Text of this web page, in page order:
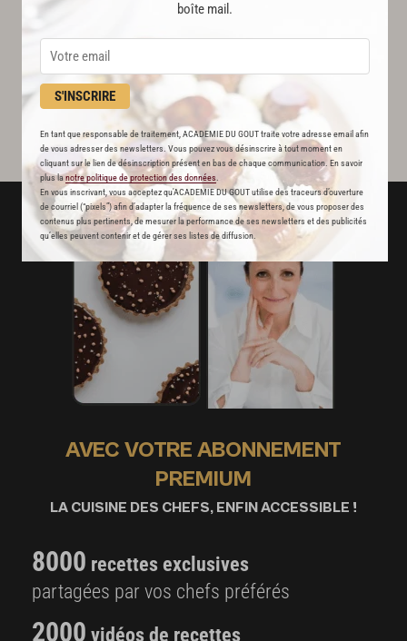
boîte mail.
S'INSCRIRE
En tant que responsable de traitement, ACADEMIE DU GOUT traite votre adresse email afin
de vous adresser des newsletters. Vous pouvez vous désinscrire à tout moment en
cliquant sur le lien de désinscription présent en bas de chaque communication. En savoir
plus lanotre politique de protection des données
En vous inscrivant, vous acceptez qu'ACADEMIE DU GOUT utilise des traceurs d’ouverture
de courriel (“pixels”) afin d’adapter la fréquence de ses newsletters, de vous proposer des
contenus plus pertinents, de mesurer la performance de ses newsletters et des publicités
qu’elles peuvent contenir et de gérer ses listes de diffusion.
AVEC VOTRE ABONNEMENT
PREMIUM
LA CUISINE DES CHEFS, ENFIN ACCESSIBLE !
8000 recettes exclusives
partagées par vos chefs préférés
2000 vidéos de recettes